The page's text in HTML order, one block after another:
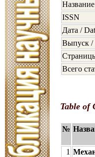
ISSN
Дата /
Выпуск /
Всего
Table of
№
1